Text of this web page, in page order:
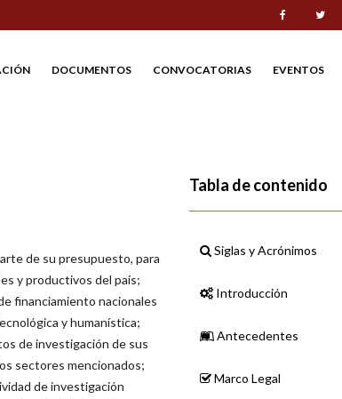
Facebook
DOCUMENTOS CONVOCATORIAS EVENTOS
de su presupuesto, para
y productivos del país;
financiamiento nacionales
y humanística;
de investigación de sus
sectores mencionados;
de investigación
Tabla de contenido
Siglas y Acrónimos
Introducción
Antecedentes
Marco Legal